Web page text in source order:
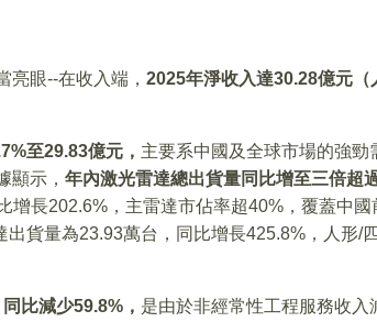
亮眼--在收入端， 2025年淨收入達30.28億元
至29.83億元， 主要系中國及全球市場的強勁
顯示， 年內激光雷達總出貨量同比增至三倍超
增長202.6%，主雷達市佔率超40%，覆蓋中
貨量為23.93萬台，同比增長425.8%，人形/
比減少59.8%， 是由於非經常性工程服務收入